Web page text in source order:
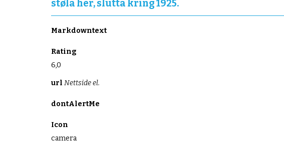
støla her, slutta kring 1925.
Markdowntext
Rating
6,0
url Nettside el.
dontAlertMe
Icon
camera